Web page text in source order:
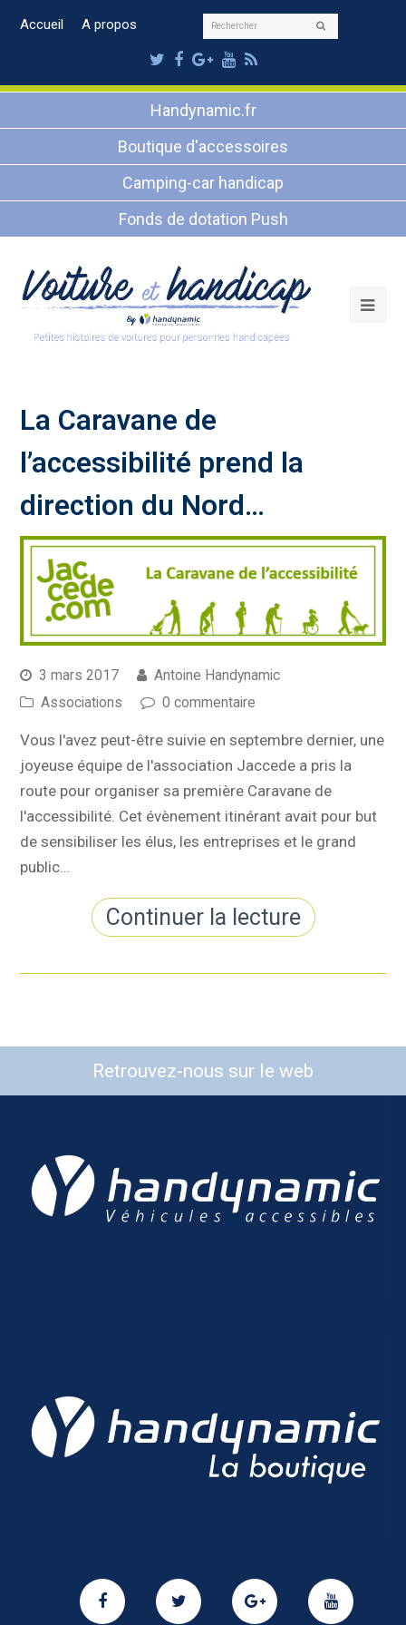
Accueil A propos Rechercher
Twitter
Facebook
Google
Plus
Youtube
RSS
Handynamic.fr
Boutique d'accessoires
Camping-car handicap
Fonds de dotation Push
La Caravane de
l’accessibilité prend la
direction du Nord…
3 mars 2017
Antoine Handynamic
Associations
0 commentaire
Vous l'avez peut-être suivie en septembre dernier, une
joyeuse équipe de l'association Jaccede a pris la
route pour organiser sa première Caravane de
l'accessibilité. Cet évènement itinérant avait pour but
de sensibiliser les élus, les entreprises et le grand
public…
Continuer la lecture
Retrouvez-nous sur le web